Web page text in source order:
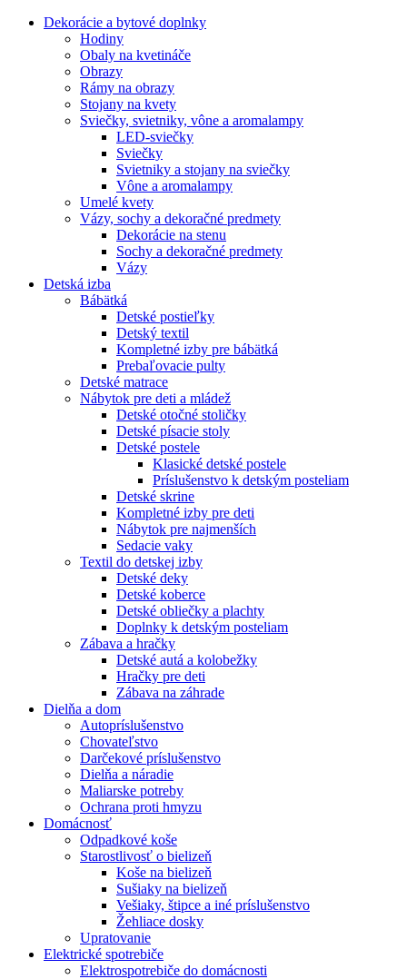
Dekorácie a bytové doplnky
Hodiny
Obaly na kvetináče
Obrazy
Rámy na obrazy
Stojany na kvety
Sviečky, svietniky, vône a aromalampy
LED-sviečky
Sviečky
Svietniky a stojany na sviečky
Vône a aromalampy
Umelé kvety
Vázy, sochy a dekoračné predmety
Dekorácie na stenu
Sochy a dekoračné predmety
Vázy
Detská izba
Bábätká
Detské postieľky
Detský textil
Kompletné izby pre bábätká
Prebaľovacie pulty
Detské matrace
Nábytok pre deti a mládež
Detské otočné stoličky
Detské písacie stoly
Detské postele
Klasické detské postele
Príslušenstvo k detským posteliam
Detské skrine
Kompletné izby pre deti
Nábytok pre najmenších
Sedacie vaky
Textil do detskej izby
Detské deky
Detské koberce
Detské obliečky a plachty
Doplnky k detským posteliam
Zábava a hračky
Detské autá a kolobežky
Hračky pre deti
Zábava na záhrade
Dielňa a dom
Autopríslušenstvo
Chovateľstvo
Darčekové príslušenstvo
Dielňa a náradie
Maliarske potreby
Ochrana proti hmyzu
Domácnosť
Odpadkové koše
Starostlivosť o bielizeň
Koše na bielizeň
Sušiaky na bielizeň
Vešiaky, štipce a iné príslušenstvo
Žehliace dosky
Upratovanie
Elektrické spotrebiče
Elektrospotrebiče do domácnosti